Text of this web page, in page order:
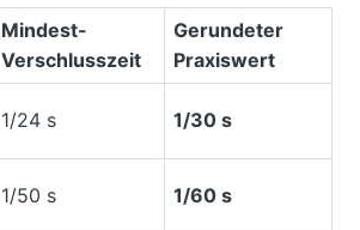
Mindest-
Verschlusszeit
Gerundeter
Praxiswert
1/24 s 1/30 s
1/50 s 1/60 s